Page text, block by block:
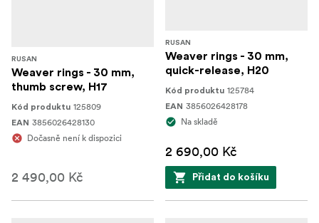
RUSAN
Weaver rings - 30 mm,
thumb screw, H17
Kód produktu 125809
EAN 3856026428130
Dočasně není k dispozici
2 490,00 Kč
RUSAN
Weaver rings - 30 mm,
quick-release, H20
Kód produktu 125784
EAN 3856026428178
Na skladě
2 690,00 Kč
Přidat do košíku